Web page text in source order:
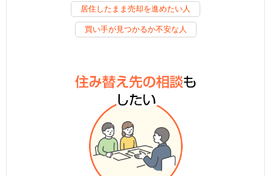
居住したまま売却を進めたい人
買い手が見つかるか不安な人